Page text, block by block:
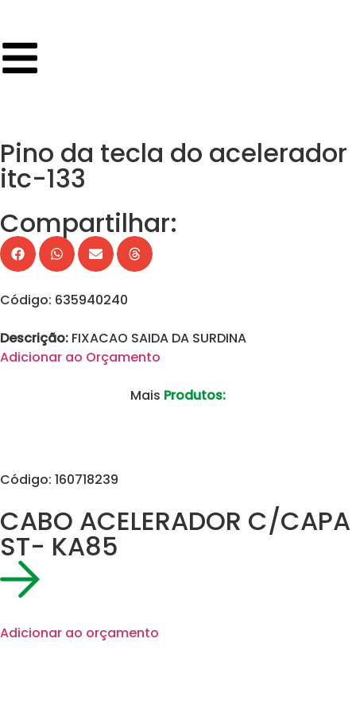
Pino da tecla do acelerador
itc-133
Compartilhar:
Código: 635940240
Descrição: FIXACAO SAIDA DA SURDINA
Adicionar ao Orçamento
Mais Produtos:
Código: 160718239
CABO ACELERADOR C/CAPA
ST- KA85
Adicionar ao orçamento